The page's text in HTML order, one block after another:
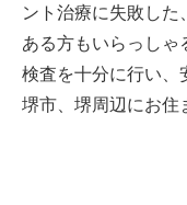
ント治療に失敗し
ある方もいらっしゃ
検査を十分に行い、
堺市、堺周辺にお住